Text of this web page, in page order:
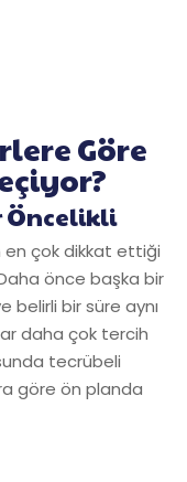
Göre
Öncelikli
en çok dikkat ettiği
önce başka bir
belirli bir süre aynı
daha çok tercih
tecrübeli
göre ön planda